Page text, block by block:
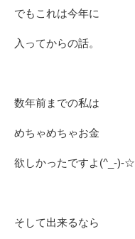
でもこれは今年に
入ってからの話。
数年前までの私は
めちゃめちゃお金
欲しかったですよ(^_-)-☆
そして出来るなら